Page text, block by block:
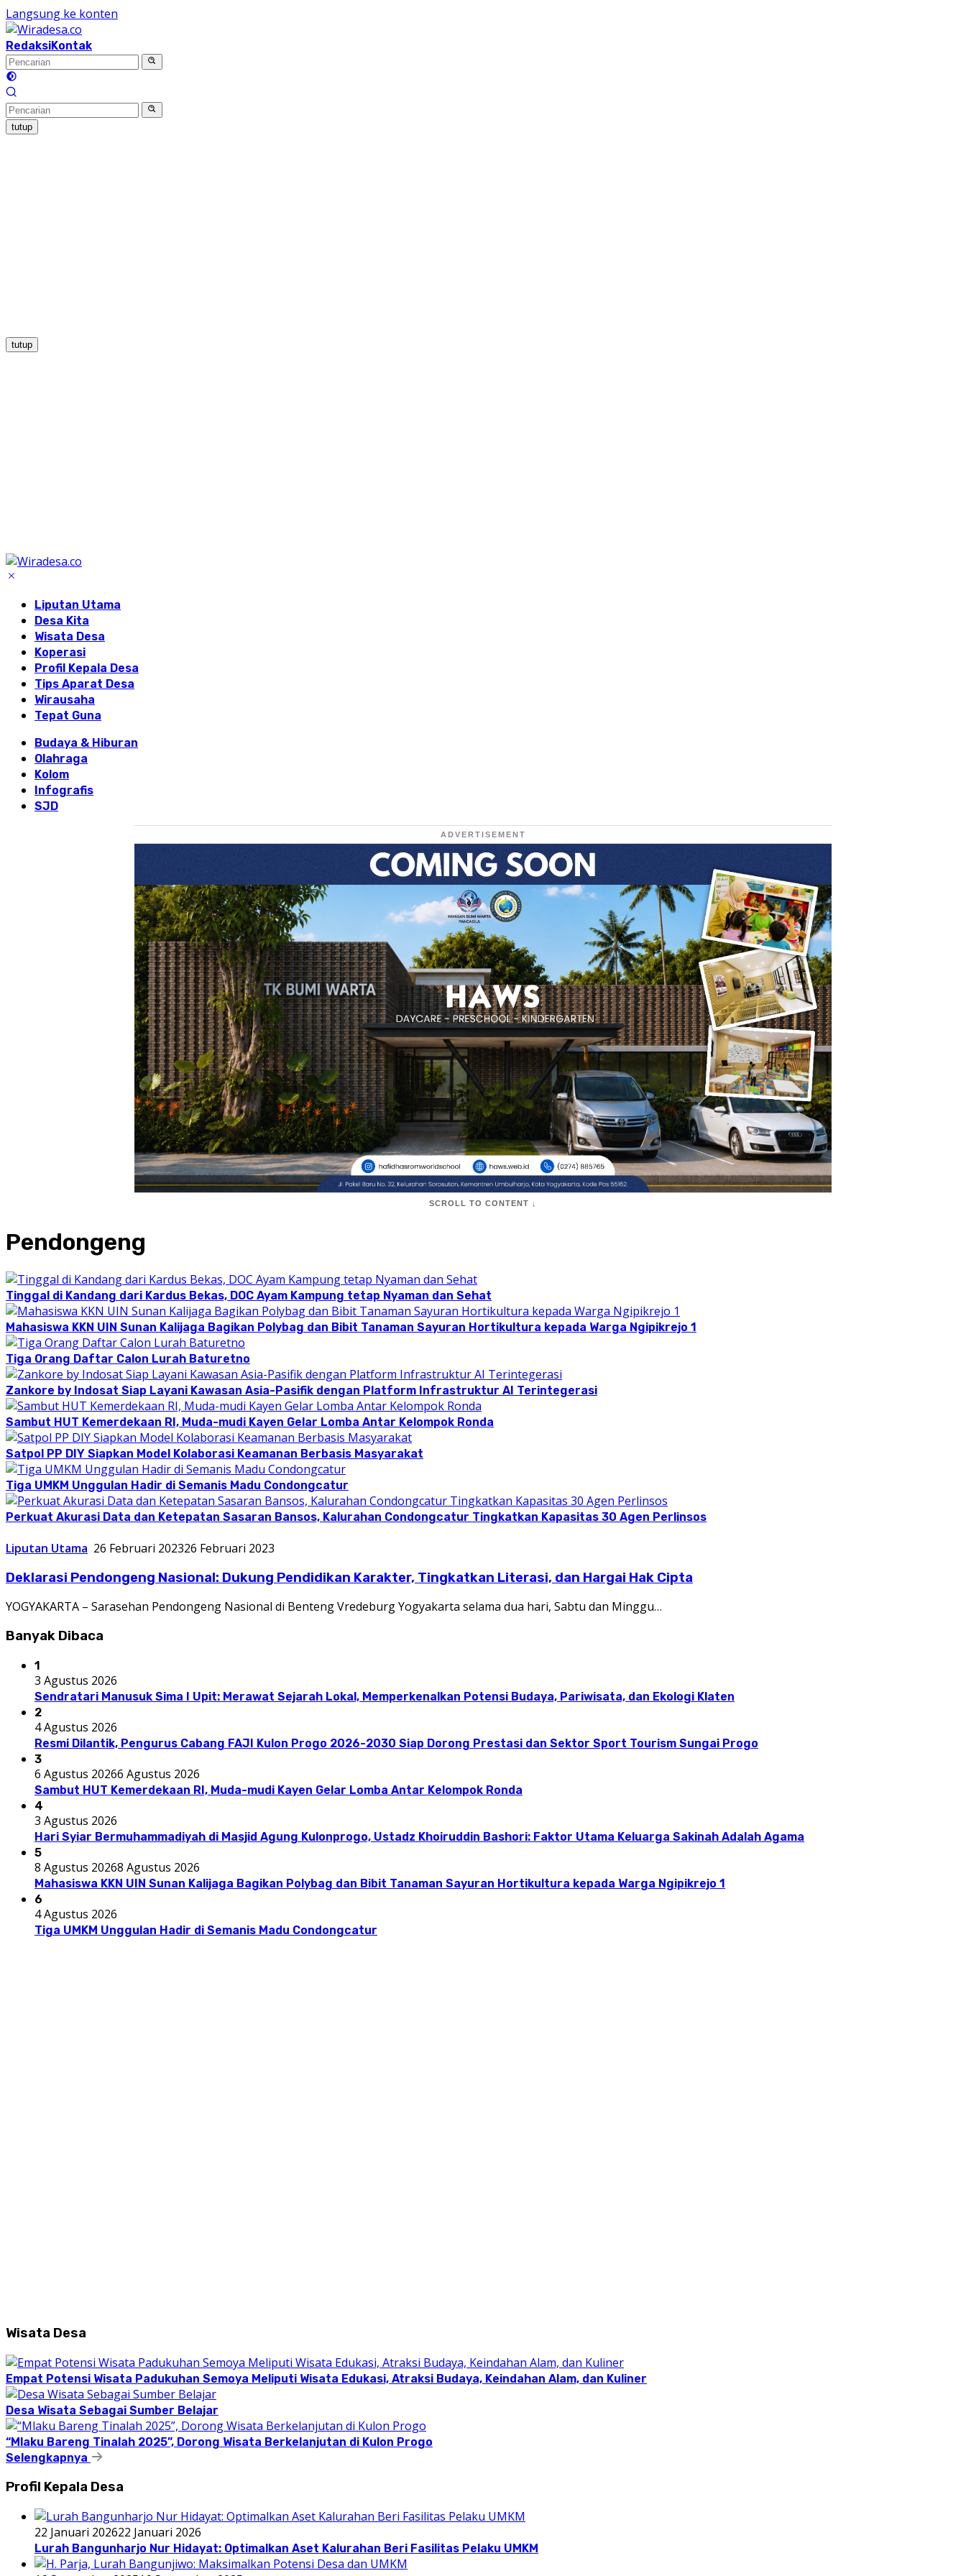
Langsung ke konten
RedaksiKontak
tutup
tutup
Liputan Utama
Desa Kita
Wisata Desa
Koperasi
Profil Kepala Desa
Tips Aparat Desa
Wirausaha
Tepat Guna
Budaya & Hiburan
Olahraga
Kolom
Infografis
SJD
ADVERTISEMENT
SCROLL TO CONTENT ↓
Pendongeng
Tinggal di Kandang dari Kardus Bekas, DOC Ayam Kampung tetap Nyaman dan Sehat
Mahasiswa KKN UIN Sunan Kalijaga Bagikan Polybag dan Bibit Tanaman Sayuran Hortikultura kepada Warga Ngipikrejo 1
Tiga Orang Daftar Calon Lurah Baturetno
Zankore by Indosat Siap Layani Kawasan Asia-Pasifik dengan Platform Infrastruktur AI Terintegerasi
Sambut HUT Kemerdekaan RI, Muda-mudi Kayen Gelar Lomba Antar Kelompok Ronda
Satpol PP DIY Siapkan Model Kolaborasi Keamanan Berbasis Masyarakat
Tiga UMKM Unggulan Hadir di Semanis Madu Condongcatur
Perkuat Akurasi Data dan Ketepatan Sasaran Bansos, Kalurahan Condongcatur Tingkatkan Kapasitas 30 Agen Perlinsos
Liputan Utama 26 Februari 202326 Februari 2023
Deklarasi Pendongeng Nasional: Dukung Pendidikan Karakter, Tingkatkan Literasi, dan Hargai Hak Cipta
YOGYAKARTA – Sarasehan Pendongeng Nasional di Benteng Vredeburg Yogyakarta selama dua hari, Sabtu dan Minggu…
Banyak Dibaca
1
3 Agustus 2026
Sendratari Manusuk Sima I Upit: Merawat Sejarah Lokal, Memperkenalkan Potensi Budaya, Pariwisata, dan Ekologi Klaten
2
4 Agustus 2026
Resmi Dilantik, Pengurus Cabang FAJI Kulon Progo 2026-2030 Siap Dorong Prestasi dan Sektor Sport Tourism Sungai Progo
3
6 Agustus 20266 Agustus 2026
Sambut HUT Kemerdekaan RI, Muda-mudi Kayen Gelar Lomba Antar Kelompok Ronda
4
3 Agustus 2026
Hari Syiar Bermuhammadiyah di Masjid Agung Kulonprogo, Ustadz Khoiruddin Bashori: Faktor Utama Keluarga Sakinah Adalah Agama
5
8 Agustus 20268 Agustus 2026
Mahasiswa KKN UIN Sunan Kalijaga Bagikan Polybag dan Bibit Tanaman Sayuran Hortikultura kepada Warga Ngipikrejo 1
6
4 Agustus 2026
Tiga UMKM Unggulan Hadir di Semanis Madu Condongcatur
Wisata Desa
Empat Potensi Wisata Padukuhan Semoya Meliputi Wisata Edukasi, Atraksi Budaya, Keindahan Alam, dan Kuliner
Desa Wisata Sebagai Sumber Belajar
“Mlaku Bareng Tinalah 2025”, Dorong Wisata Berkelanjutan di Kulon Progo
Selengkapnya
Profil Kepala Desa
22 Januari 202622 Januari 2026
Lurah Bangunharjo Nur Hidayat: Optimalkan Aset Kalurahan Beri Fasilitas Pelaku UMKM